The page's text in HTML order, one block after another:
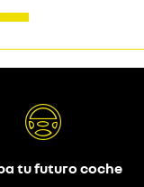
tu futuro coche